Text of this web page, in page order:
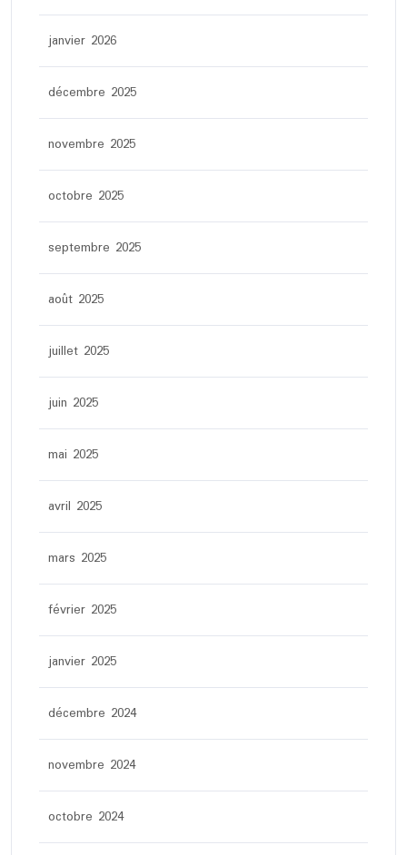
janvier 2026
décembre 2025
novembre 2025
octobre 2025
septembre 2025
août 2025
juillet 2025
juin 2025
mai 2025
avril 2025
mars 2025
février 2025
janvier 2025
décembre 2024
novembre 2024
octobre 2024